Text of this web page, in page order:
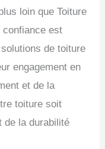
loin que Toiture
confiance est
de toiture
engagement en
et de la
toiture soit
de la durabilité